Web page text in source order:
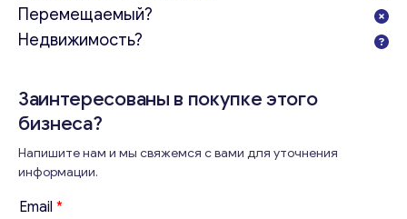
Перемещаемый?
Недвижимость?
Заинтересованы в покупке этого
бизнеса?
Напишите нам и мы свяжемся с вами для уточнения
информации.
Email *